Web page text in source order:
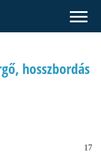
hosszbordás
17